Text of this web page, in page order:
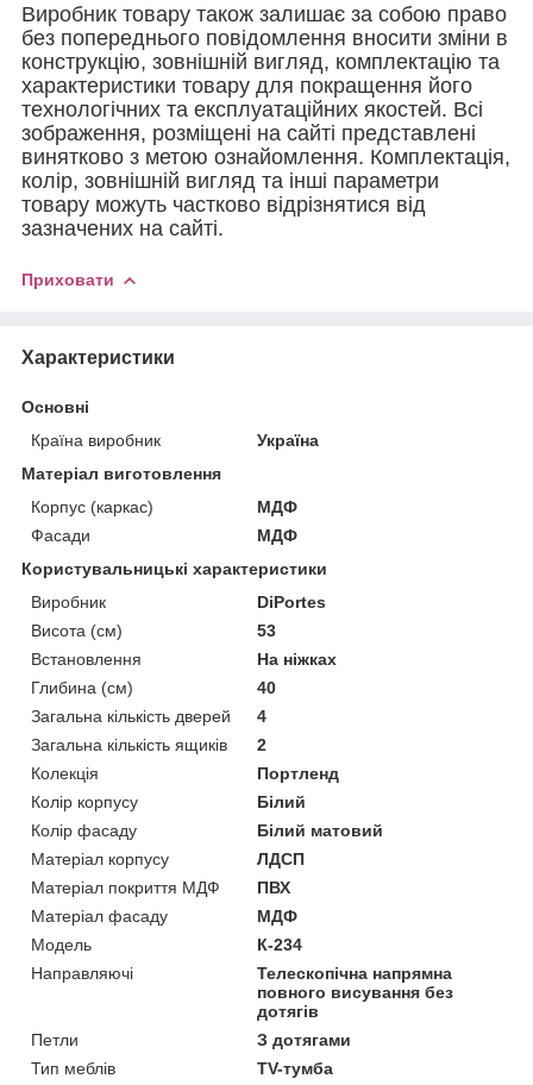
Виробник товару також залишає за собою право
без попереднього повідомлення вносити зміни в
конструкцію, зовнішній вигляд, комплектацію та
характеристики товару для покращення його
технологічних та експлуатаційних якостей. Всі
зображення, розміщені на сайті представлені
винятково з метою ознайомлення. Комплектація,
колір, зовнішній вигляд та інші параметри
товару можуть частково відрізнятися від
зазначених на сайті.
Приховати
Характеристики
Основні
Країна виробник
Україна
Матеріал виготовлення
Корпус (каркас)
МДФ
Фасади
МДФ
Користувальницькі характеристики
Виробник
DiPortes
Висота (см)
53
Встановлення
На ніжках
Глибина (см)
40
Загальна кількість дверей
4
Загальна кількість ящиків
2
Колекція
Портленд
Колір корпусу
Білий
Колір фасаду
Білий матовий
Матеріал корпусу
ЛДСП
Матеріал покриття МДФ
ПВХ
Матеріал фасаду
МДФ
Мoдель
К-234
Направляючі
Телескопічна напрямна
повного висування без
дотягів
Петли
З дотягами
Тип меблів
TV-тумба